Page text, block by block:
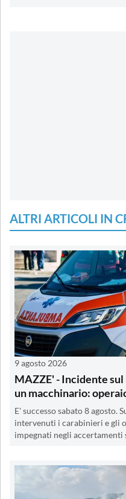
ALTRI ARTICOLI IN
9 agosto 2026
MAZZE' - Incidente
un macchinario:
E' successo sabato 8 agosto.
intervenuti i carabinieri e gli
impegnati negli